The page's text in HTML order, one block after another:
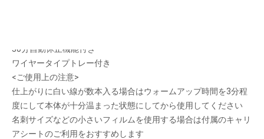
30分自動休止機能付き
ワイヤータイプトレー付き
<ご使用上の注意>
仕上がりに白い線が数本入る場合はウォームアップ時間を3分程
度にして本体が十分温まった状態にしてから使用してください
名刺サイズなどの小さいフィルムを使用する場合は付属のキャリ
アシートのご利用をおすすめします